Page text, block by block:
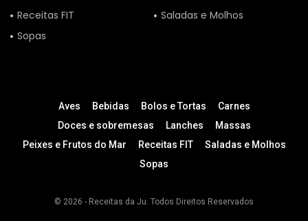
Receitas FIT
Saladas e Molhos
Sopas
Aves Bebidas Bolos e Tortas
Carnes
Doces e sobremesas
Lanches
Massas
Peixes e Frutos do Mar
Receitas FIT
Saladas e Molhos
Sopas
© 2026 - Receitas da Ju. Todos Direitos Reservados